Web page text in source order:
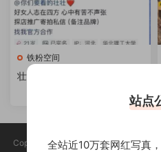
铁粉空间
壮壮姐姐微博微密铁粉空间
Copyright @ 2025 养眼集 版权声明:本
站点
全站近10万套网红写真